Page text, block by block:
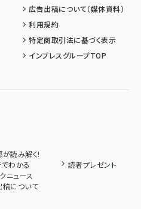
広告出稿について（媒体資料）
利用規約
特定商取引法に基づく表示
インプレスグループTOP
読み解く!
わかる
ニュース
読者プレゼント
稿について